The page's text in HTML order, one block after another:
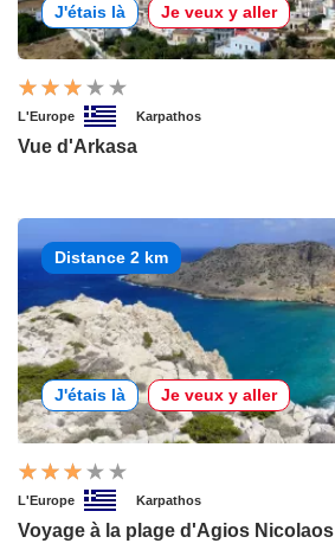
J'étais là Je veux y aller
L'Europe Karpathos
Vue d'Arkasa
Distance 2 km
J'étais là Je veux y aller
L'Europe Karpathos
Voyage à la plage d'Agios Nicolaos